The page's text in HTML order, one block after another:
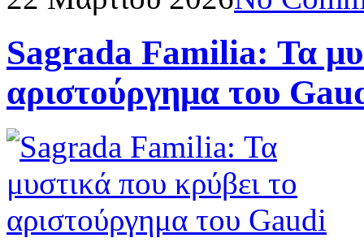
Sagrada Familia: Τα
αριστούργημα του